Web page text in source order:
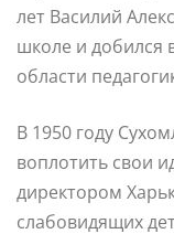
лет Василий
школе и добился
области
В 1950 году
воплотить свои
директором
слабовидящих